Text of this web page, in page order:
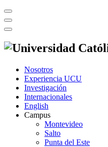
Nosotros
Experiencia UCU
Investigación
Internacionales
English
Campus
Montevideo
Salto
Punta del Este